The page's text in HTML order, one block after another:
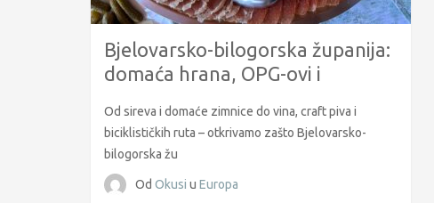
Bjelovarsko-bilogorska županija:
domaća hrana, OPG-ovi i
Od sireva i domaće zimnice do vina, craft piva i
biciklističkih ruta – otkrivamo zašto Bjelovarsko-
bilogorska žu
Od Okusi u Europa